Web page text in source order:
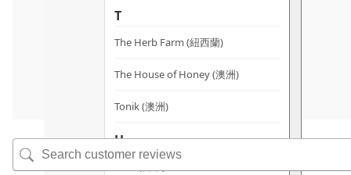
T
The Herb Farm (紐西蘭)
The House of Honey (澳洲)
Tonik (澳洲)
U